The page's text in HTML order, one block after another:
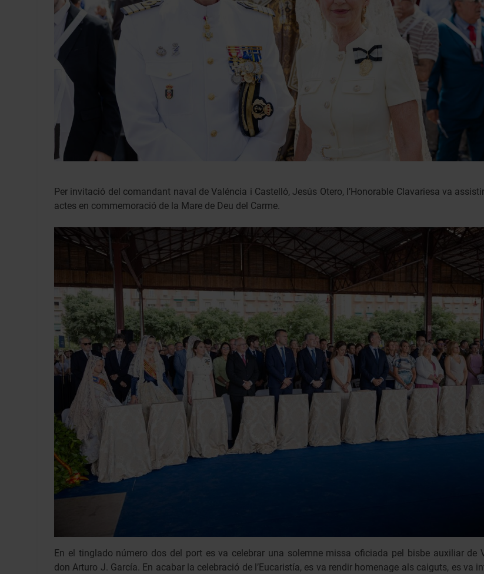
Per invitació del comandant naval de Valéncia i Castelló, Jesús Otero, l’Honorable Clavariesa va
actes en commemoració de la Mare de Deu del Carme.
En el tinglado número dos del port es va celebrar una solemne missa oficiada pel bisbe auxiliar de
don Arturo J. García. En acabar la celebració de l’Eucaristía, es va rendir homenage als caiguts, es va